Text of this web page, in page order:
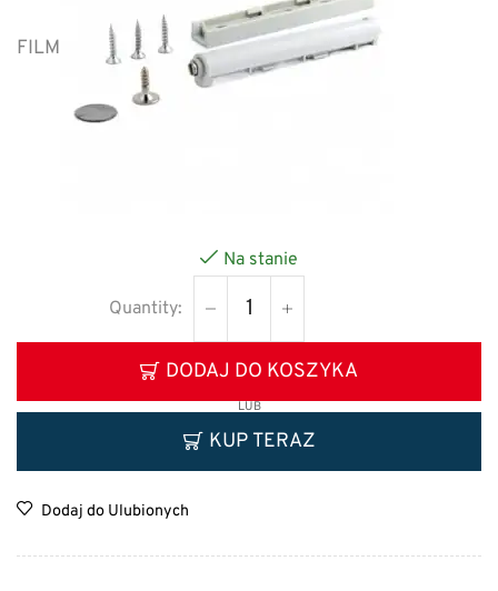
FILM
Na stanie
DODAJ DO KOSZYKA
LUB
KUP TERAZ
Dodaj do Ulubionych